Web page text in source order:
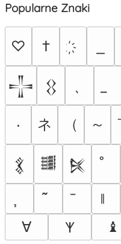
Popularne Znaki
♡ †
𒋲 𒌐
٠ ネ （ ～
𒃽 𒌃
𒍮
∀
𐊵 ♝